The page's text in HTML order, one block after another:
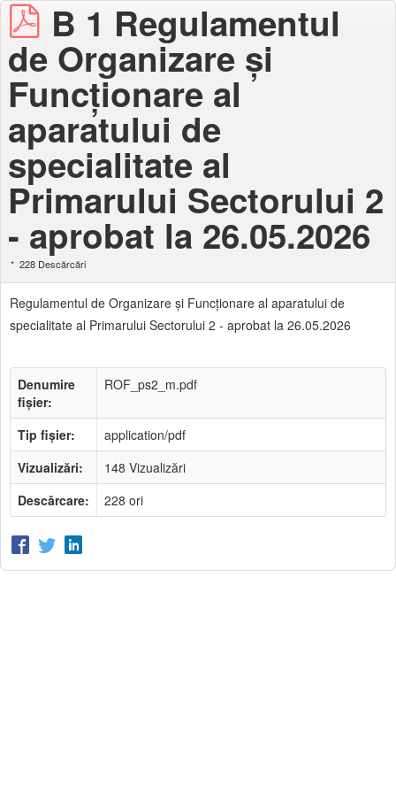
B 1 Regulamentul
de Organizare şi
Funcţionare al
aparatului de
specialitate al
Primarului Sectorului 2
- aprobat la 26.05.2026
228 Descărcări
Regulamentul de Organizare şi Funcţionare al aparatului de
specialitate al Primarului Sectorului 2 - aprobat la 26.05.2026
Denumire
fișier:
ROF_ps2_m.pdf
Tip fișier:
application/pdf
Vizualizări:
148 Vizualizări
Descărcare:
228 ori